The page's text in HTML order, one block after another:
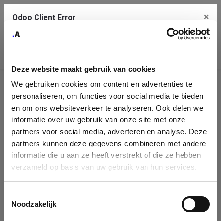
Deze website maakt gebruik van cookies
We gebruiken cookies om content en advertenties te
personaliseren, om functies voor social media te bieden
en om ons websiteverkeer te analyseren. Ook delen we
informatie over uw gebruik van onze site met onze
partners voor social media, adverteren en analyse. Deze
partners kunnen deze gegevens combineren met andere
informatie die u aan ze heeft verstrekt of die ze hebben
verzameld op basis van uw gebruik van hun services.
Noodzakelijk
Company
Identification
Please fill in your company details
You can search a company in our database by name, VAT or
enterprise ID. When a company is selected it will auto-complete the
form. If you don't find your company in our database, you can create
Odoo Client Error ×
service.
See details
Ok